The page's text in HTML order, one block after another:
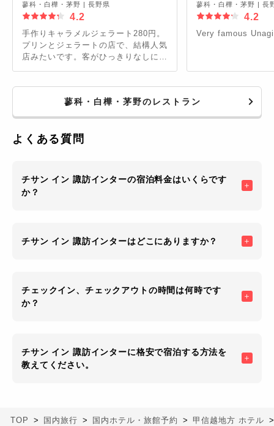
蓼科・白樺・茅野 長野県
4.2
手作りキャラメルジェラート280円。
プリンとジェラートの店で、結構人気
店みたいです。客がひっきりなしに来
蓼科・白樺・茅野 長
4.2
Very famous
蓼科・白樺・茅野のレストラン
よくある質問
チサン イン 諏訪インターの宿泊料金はいくらです
か？
チサン イン 諏訪インターはどこにありますか？
チェックイン、チェックアウトの時間は何時です
か？
チサン イン 諏訪インターに格安で宿泊する方法を
教えてください。
TOP 国内旅行 国内ホテル・旅館予約 甲信越地方 ホテル